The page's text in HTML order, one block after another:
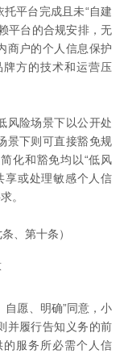
平台完成且未“自建
平台的合规安排，无
商户的个人信息保护
方的技术和运营压
风险场景下以公开处
景下则可直接豁免规
化和豁免均以“低风
享或处理敏感个人信
。
、第十条）
自愿、明确”同意，小
并履行告知义务的前
服务所必需个人信